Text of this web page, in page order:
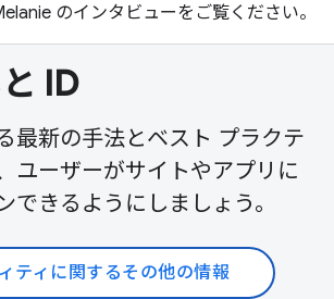
のインタビューをご覧ください。
ID
最新の手法とベスト プラクテ
ユーザーがサイトやアプリに
できるようにしましょう。
ティに関するその他の情報